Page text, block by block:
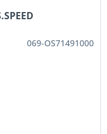
069-OS71491000